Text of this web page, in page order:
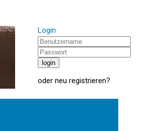
Login
oder neu registrieren?